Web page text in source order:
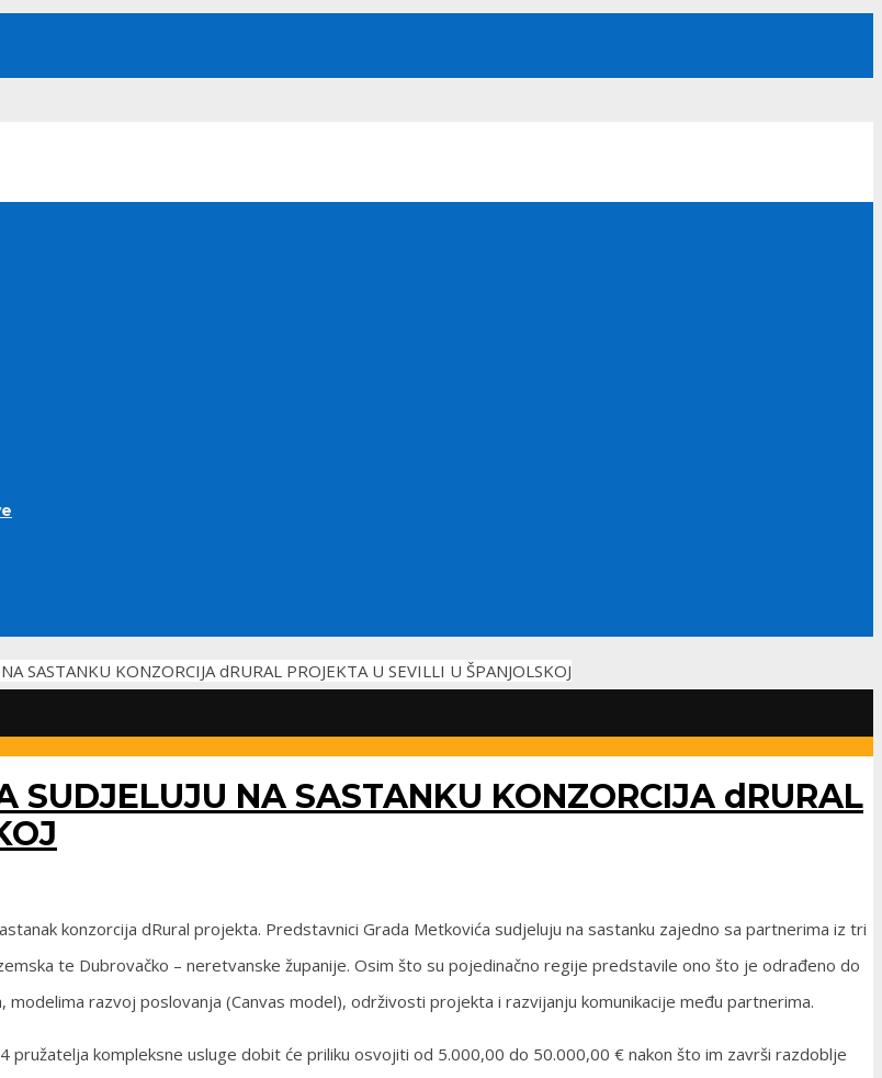
SASTANKU KONZORCIJA dRURAL PROJEKTA U SEVILLI U ŠPANJOLSKOJ
SUDJELUJU NA SASTANKU KONZORCIJA dRURAL
konzorcija dRural projekta. Predstavnici Grada Metkovića sudjeluju na sastanku zajedno sa partnerima iz tri
te Dubrovačko – neretvanske županije. Osim što su pojedinačno regije predstavile ono što je odrađeno do
razvoj poslovanja (Canvas model), održivosti projekta i razvijanju komunikacije među partnerima.
kompleksne usluge dobit će priliku osvojiti od 5.000,00 do 50.000,00 € nakon što im završi razdoblje